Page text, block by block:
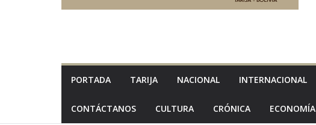
PORTADA TARIJA NACIONAL INTERNACIONAL
CONTÁCTANOS CULTURA CRÓNICA ECONOMÍA